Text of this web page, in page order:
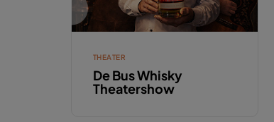
THEATER
De Bus Whisky
Theatershow